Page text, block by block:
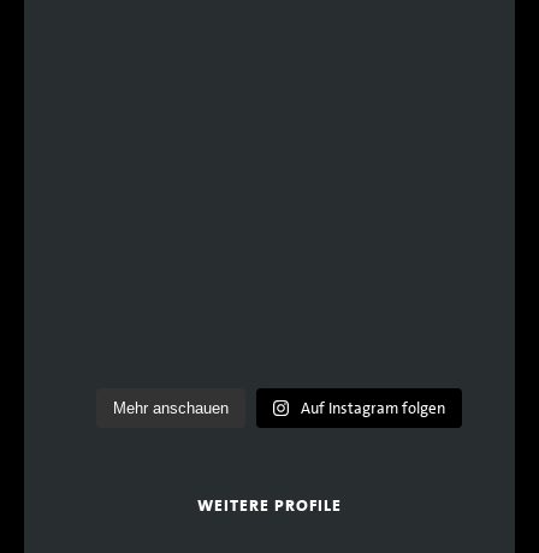
Mehr anschauen Auf Instagram folgen
WEITERE PROFILE